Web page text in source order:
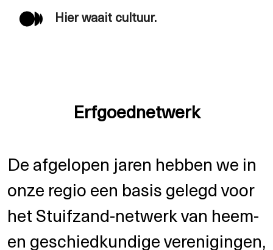
Hier waait cultuur.
Erfgoednetwerk
De afgelopen jaren hebben we in
onze regio een basis gelegd voor
het Stuifzand-netwerk van heem-
en geschiedkundige verenigingen,